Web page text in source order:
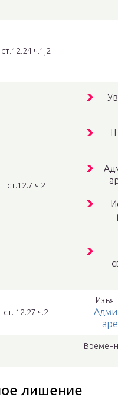
ст.12.24 ч.1,2
ст.12.7 ч.2
ст. 12.27 ч.2
—
лишение